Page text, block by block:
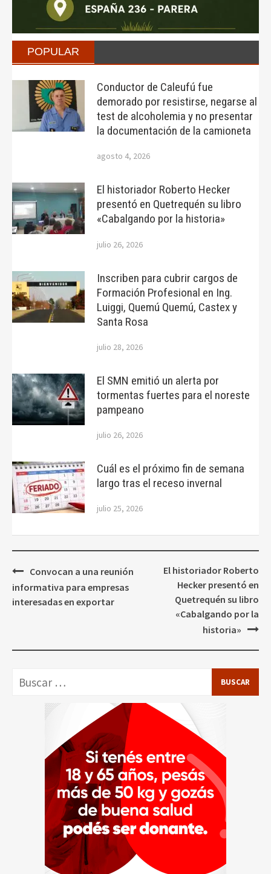
POPULAR
Conductor de Caleufú fue
demorado por resistirse, negarse al
test de alcoholemia y no presentar
la documentación de la camioneta
agosto 4, 2026
El historiador Roberto Hecker
presentó en Quetrequén su libro
«Cabalgando por la historia»
julio 26, 2026
Inscriben para cubrir cargos de
Formación Profesional en Ing.
Luiggi, Quemú Quemú, Castex y
Santa Rosa
julio 28, 2026
El SMN emitió un alerta por
tormentas fuertes para el noreste
pampeano
julio 26, 2026
Cuál es el próximo fin de semana
largo tras el receso invernal
julio 25, 2026
Navegación
de
entradas
Convocan a una reunión
informativa para empresas
interesadas en exportar
El historiador Roberto
Hecker presentó en
Quetrequén su libro
«Cabalgando por la
historia»
Buscar: